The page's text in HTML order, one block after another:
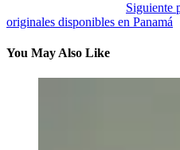
Siguiente
originales disponibles en Panamá
You May Also Like